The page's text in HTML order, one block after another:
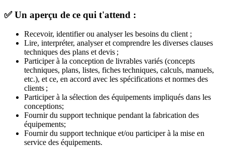
✅Un aperçu de ce qui t'attend :
Recevoir, identifier ou analyser les besoins du client ;
Lire, interpréter, analyser et comprendre les diverses clauses
techniques des plans et devis ;
Participer à la conception de livrables variés (concepts
techniques, plans, listes, fiches techniques, calculs, manuels,
etc.), et ce, en accord avec les spécifications et normes des
clients ;
Participer à la sélection des équipements impliqués dans les
conceptions;
Fournir du support technique pendant la fabrication des
équipements;
Fournir du support technique et/ou participer à la mise en
service des équipements.